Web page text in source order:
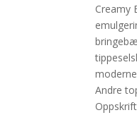
Creamy
Andre